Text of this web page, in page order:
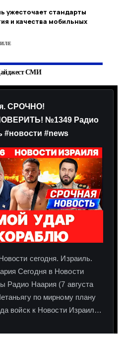
ужесточает стандарты
и качества мобильных
СМИ